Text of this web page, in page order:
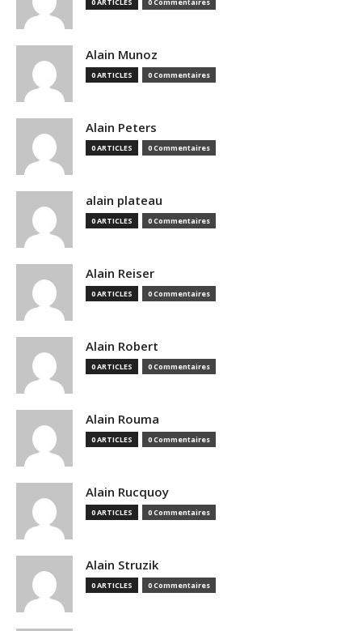
0 ARTICLES 0 Commentaires
Alain Munoz
0 ARTICLES 0 Commentaires
Alain Peters
0 ARTICLES 0 Commentaires
alain plateau
0 ARTICLES 0 Commentaires
Alain Reiser
0 ARTICLES 0 Commentaires
Alain Robert
0 ARTICLES 0 Commentaires
Alain Rouma
0 ARTICLES 0 Commentaires
Alain Rucquoy
0 ARTICLES 0 Commentaires
Alain Struzik
0 ARTICLES 0 Commentaires